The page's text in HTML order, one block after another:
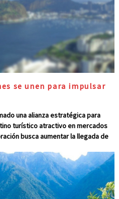
se unen para impulsar
una alianza estratégica para
turístico atractivo en mercados
busca aumentar la llegada de
representan los mayores
de Peruvian Airlines ¿En
contempla una campaña
desarrollará entre abril y junio de